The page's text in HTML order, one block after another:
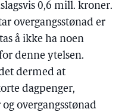
0,6 mill. kroner.
overgangsstønad er
å ikke ha noen
denne ytelsen.
dermed at
dagpenger,
overgangsstønad